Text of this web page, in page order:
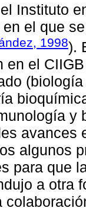
Instituto
el que
1998).
en el
y
avances
algunos
para que
a otra